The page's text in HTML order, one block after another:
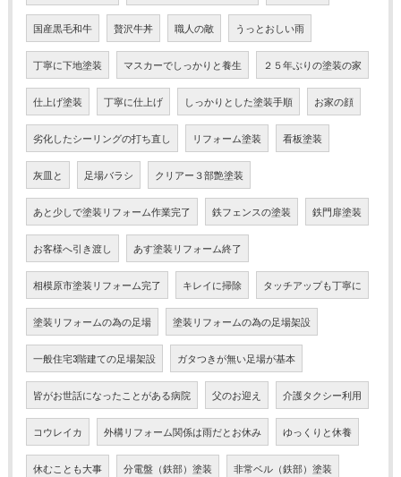
国産黒毛和牛 贅沢牛丼 職人の敵 うっとおしい雨
丁寧に下地塗装 マスカーでしっかりと養生 ２５年ぶりの塗装の家
仕上げ塗装 丁寧に仕上げ しっかりとした塗装手順 お家の顔
劣化したシーリングの打ち直し リフォーム塗装 看板塗装
灰皿と 足場バラシ クリアー３部艶塗装
あと少しで塗装リフォーム作業完了 鉄フェンスの塗装 鉄門扉塗装
お客様へ引き渡し あす塗装リフォーム終了
相模原市塗装リフォーム完了 キレイに掃除 タッチアップも丁寧に
塗装リフォームの為の足場 塗装リフォームの為の足場架設
一般住宅3階建ての足場架設 ガタつきが無い足場が基本
皆がお世話になったことがある病院 父のお迎え 介護タクシー利用
コウレイカ 外構リフォーム関係は雨だとお休み ゆっくりと休養
休むことも大事 分電盤（鉄部）塗装 非常ベル（鉄部）塗装